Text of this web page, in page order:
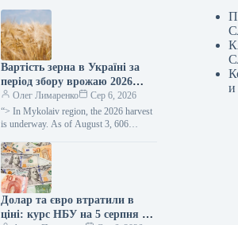
Вартість зерна в Україні за
період збору врожаю 2026
року зменшилася приблизно
наполовину —
SuperAgronom.com
Олег Лимаренко
Сер 6, 2026
“> In Mykolaiv region, the 2026 harvest
is underway. As of August 3, 606
leguminous…
Долар та євро втратили в
ціні: курс НБУ на 5 серпня —
и